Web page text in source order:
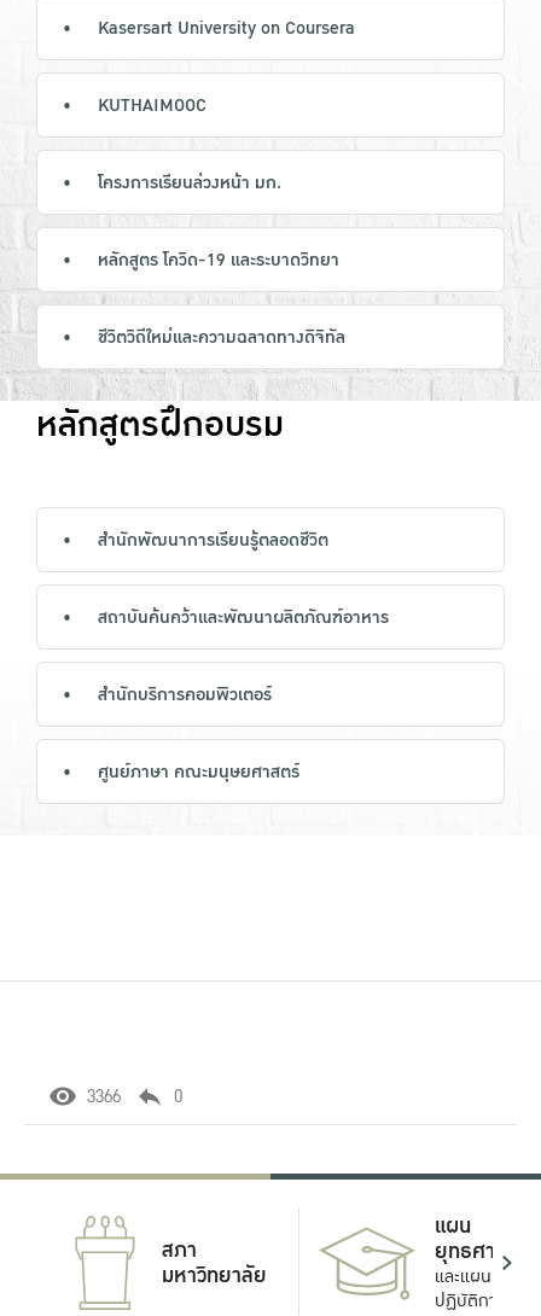
Kasersart University on Coursera
KUTHAIMOOC
โครงการเรียนล่วงหน้า มก.
หลักสูตร โควิด-19 และระบาดวิทยา
ชีวิตวิถีใหม่และความฉลาดทางดิจิทัล
หลักสูตรฝึกอบรม
สำนักพัฒนาการเรียนรู้ตลอดชีวิต
สถาบันค้นคว้าและพัฒนาผลิตภัณฑ์อาหาร
สำนักบริการคอมพิวเตอร์
ศูนย์ภาษา คณะมนุษยศาสตร์
3366 0
สภา
มหาวิทยาลัย
แผน
ยุทธศาสตร์
และแผน
ปฏิบัติการ